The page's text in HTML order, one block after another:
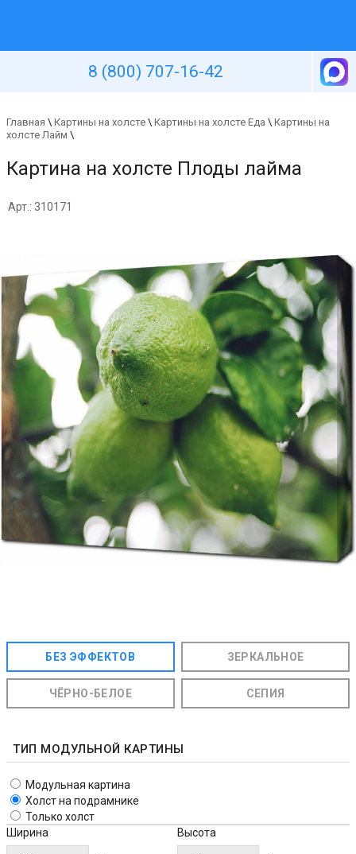
8 (800) 707-16-42
Главная \ Картины на холсте \ Картины на холсте Еда \ Картины на
холсте Лайм \
Картина на холсте Плоды лайма
Арт.: 310171
БЕЗ ЭФФЕКТОВ ЗЕРКАЛЬНОЕ
ЧЁРНО-БЕЛОЕ СЕПИЯ
ТИП МОДУЛЬНОЙ КАРТИНЫ
Модульная картина
Холст на подрамнике
Только холст
Ширина
Высота